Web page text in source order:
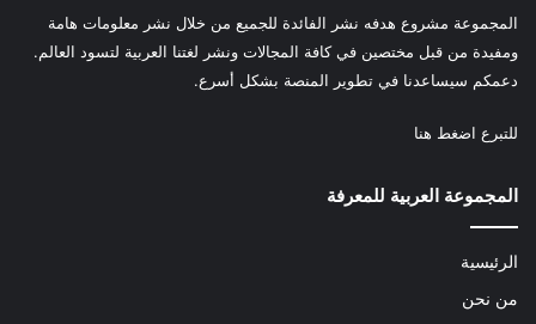
المجموعة مشروع هدفه نشر الفائدة للجميع من خلال نشر معلومات هامة
ومفيدة من قبل مختصين في كافة المجالات ونشر لغتنا العربية لتسود العالم.
دعمكم سيساعدنا في تطوير المنصة بشكل أسرع.
للتبرع اضغط هنا
المجموعة العربية للمعرفة
الرئيسية
من نحن